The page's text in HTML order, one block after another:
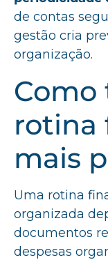
de contas
gestão cria
organização.
Como
rotina
mais
Uma rotina
organizada
documentos
despesas